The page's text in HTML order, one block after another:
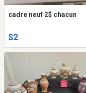
cadre neuf 2$ chacun
$2